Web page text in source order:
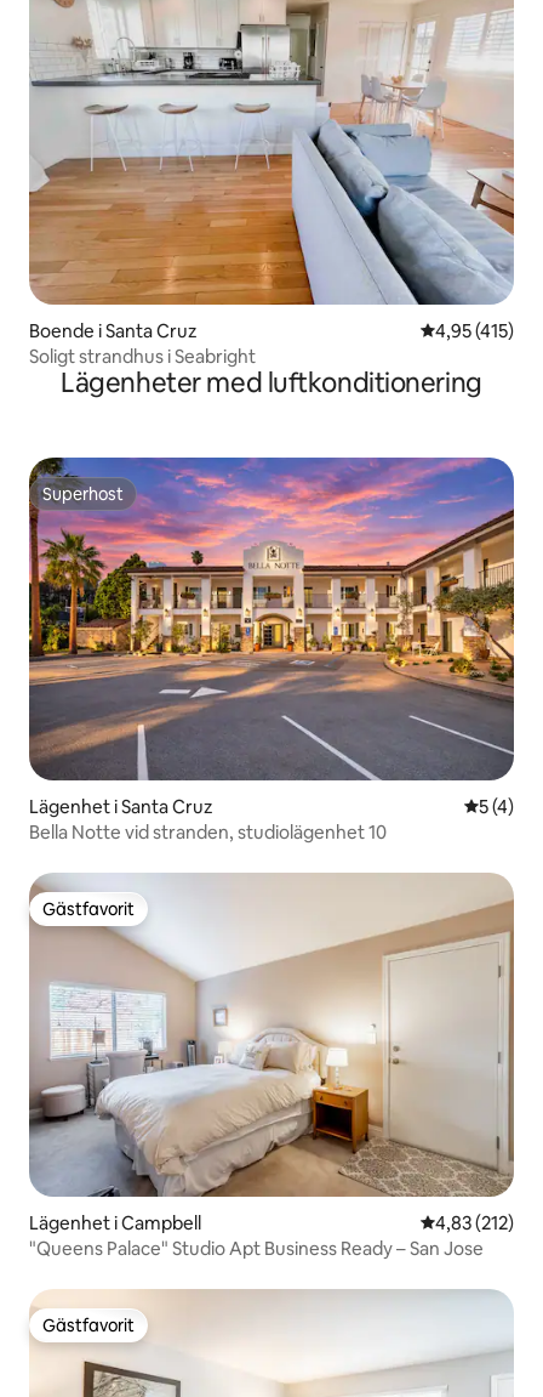
Boende i Santa Cruz 4,95 av 5 i
4,95 (415)
Soligt strandhus i Seabright
Lägenheter med luftkonditionering
Superhost
Superhost
Lägenhet i Santa Cruz 5 av 5 i
5 (4)
Bella Notte vid stranden, studiolägenhet 10
Gästfavorit
Gästfavorit
Lägenhet i Campbell 4,83 av 5 i
4,83 (212)
"Queens Palace" Studio Apt Business Ready – San Jose
Gästfavorit
Gästfavorit